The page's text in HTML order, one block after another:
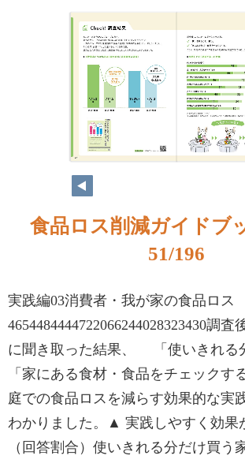
食品ロス削減ガイドブ
51/196
実践編03消費者・我が家の食品ロス
4654484444722066244028323430調
に聞き取った結果、 「使いきれる
「家にある食材・食品をチェックす
庭での食品ロスを減らす効果的な実
わかりました。▲ 実践しやすく効果
（回答割合）使いきれる分だけ買う